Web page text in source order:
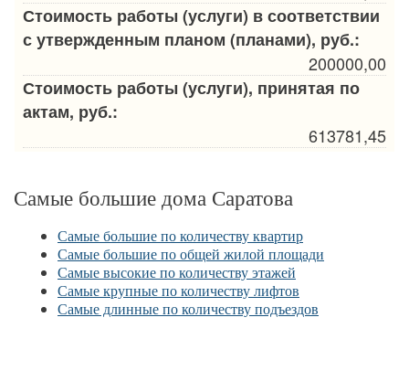
Стоимость работы (услуги) в соответствии
с утвержденным планом (планами), руб.:
200000,00
Стоимость работы (услуги), принятая по
актам, руб.:
613781,45
Самые большие дома Саратова
Самые большие по количеству квартир
Самые большие по общей жилой площади
Самые высокие по количеству этажей
Самые крупные по количеству лифтов
Самые длинные по количеству подъездов